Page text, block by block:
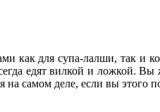
как для супа-лалши, так и
едят вилкой и ложкой.
самом деле, если вы этого